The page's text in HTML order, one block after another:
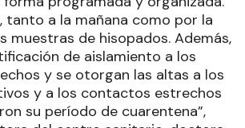
tanto a la mañana como por la
muestras de hisopados. Además,
de aislamiento a los
y se otorgan las altas a los
y a los contactos estrechos
su período de cuarentena”,